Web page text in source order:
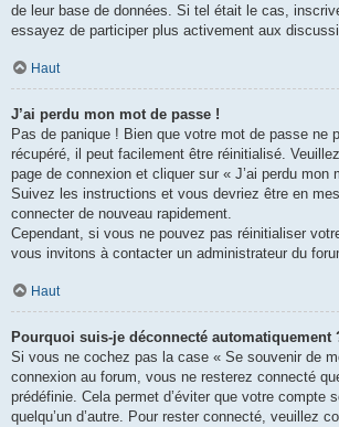
de leur base de données. Si tel était le cas,
essayez de participer plus activement aux
Haut
J’ai perdu mon mot de passe !
Pas de panique ! Bien que votre mot de passe ne
récupéré, il peut facilement être réinitialisé.
page de connexion et cliquer sur « J’ai perdu mon
Suivez les instructions et vous devriez être en
connecter de nouveau rapidement.
Cependant, si vous ne pouvez pas réinitialiser
vous invitons à contacter un administrateur du
Haut
Pourquoi suis-je déconnecté automatiquement
Si vous ne cochez pas la case « Se souvenir de
connexion au forum, vous ne resterez connecté
prédéfinie. Cela permet d’éviter que votre compte
quelqu’un d’autre. Pour rester connecté, veuillez